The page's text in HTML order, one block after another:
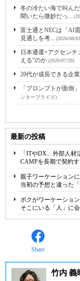
冬の冷たい海で叫ん
聞いたら微妙だっ...
富士通とNECは「AI
見通しを考... (2026/08/
日本通運×アクセンチ
える”のか (2026/07/29)
20代が成長できる企
「プロンプトが面
ンタープライズ)
最新の投稿
「ITやDX、外部人
CAMPを長期で契約
親子ワーケーション
当初の予想と違った
ボクがワーケーショ
そこにいる「人」に
Share
竹内 義